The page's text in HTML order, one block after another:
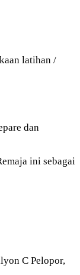
latihan /
dan
ini sebagai
C Pelopor,